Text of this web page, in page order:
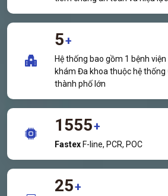
5+
Hệ thống bao gồm 1 bệnh
khám Đa khoa thuộc hệ thống
thành phố lớn
1555+
Fastex F-line, PCR, POC
25+